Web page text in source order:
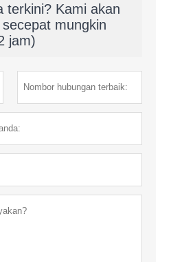
terkini? Kami akan
mungkin
jam)